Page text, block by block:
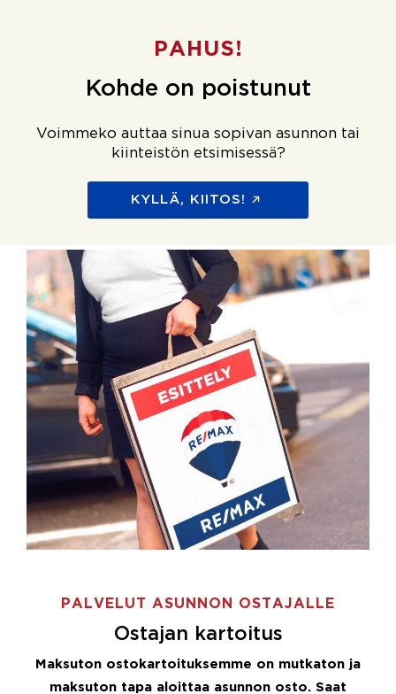
PAHUS!
Kohde on poistunut
Voimmeko auttaa sinua sopivan asunnon tai
kiinteistön etsimisessä?
KYLLÄ, KIITOS!
PALVELUT ASUNNON OSTAJALLE
Ostajan kartoitus
Maksuton ostokartoituksemme on mutkaton ja
maksuton tapa aloittaa asunnon osto. Saat